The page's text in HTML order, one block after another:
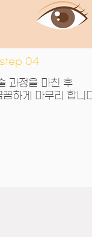
04
과정을 마친 후
하게 마무리 합니